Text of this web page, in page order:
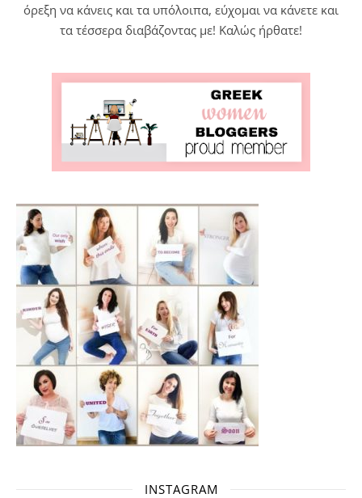
όρεξη να κάνεις και τα υπόλοιπα, εύχομαι να κάνετε και
τα τέσσερα διαβάζοντας με! Καλώς ήρθατε!
INSTAGRAM